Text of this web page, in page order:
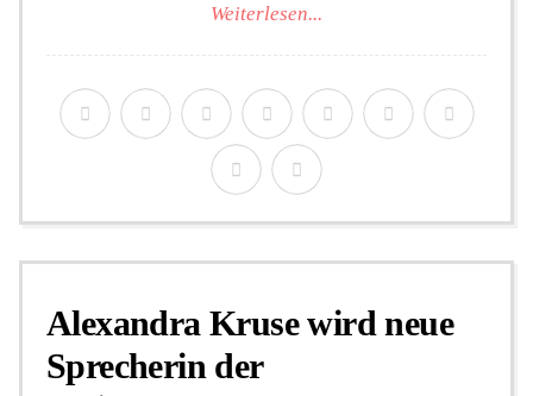
Weiterlesen...
Alexandra Kruse wird neue
Sprecherin der